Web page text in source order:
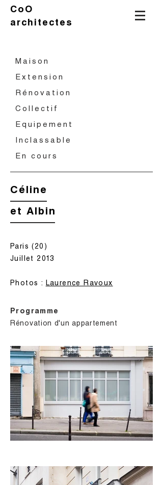
CoO
architectes
Maison
Extension
Rénovation
Collectif
Equipement
Inclassable
En cours
Céline
et Albin
Paris (20)
Juillet 2013
Photos : Laurence Ravoux
Programme
Rénovation d'un appartement